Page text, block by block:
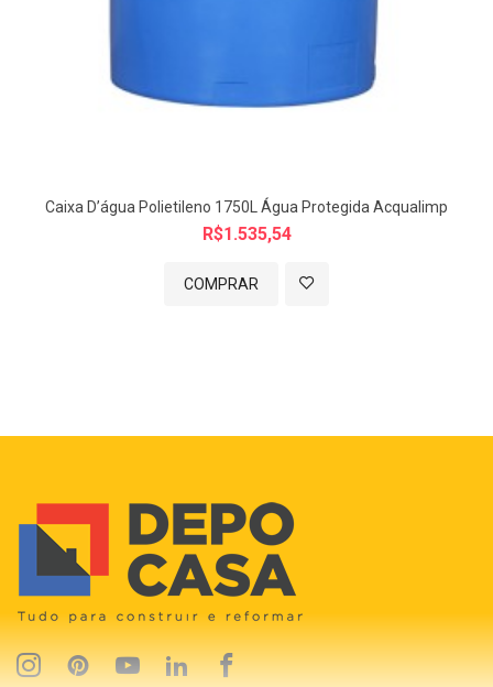
Caixa D’água Polietileno 1750L Água Protegida Acqualimp
R$1.535,54
COMPRAR